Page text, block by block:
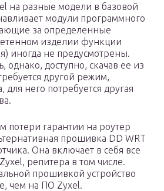
на разные модели в базовой
модули программного
за определенные
изделии функции
иногда не предусмотрены.
доступно, скачав ее из
другой режим,
для него потребуется другая
потери гарантии на роутер
прошивка DD WRT
Она включает в себя все
репитера в том числе.
прошивкой устройство
чем на ПО Zyxel.